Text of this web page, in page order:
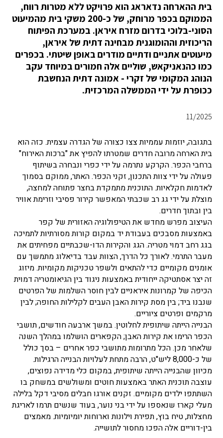
בית ההארחה נדאראג הוא פרויקט ללא מטרות רווח,
הממוקם בכפר מרוחק, של כ-200 משקי בית מהמיעוט
הסוני-בלוכי בדרום מזרח איראן. במערכת הפיתוח
הריכוזית וההומוגנית מבחינה דתית של איראן,
מיעוטים אתניים ודתיים מודרים באופן שיטתי. בכפרים
כמו כהנאניקאש, שוליים אלה חמורים במיוחד עקב
הנוהג המקומי של זקרי - אמונה דתית הנחשבת
ככופרת על ידי הממשלה המרכזית.
11/2025
בתגובה, יוזמות עממיות צצו כצורה של הגדרה עצמית. כזה הוא
בית הארחה מרובה חדרים שמטרתו להפיץ את "ברכות האירוח"
ברחבי הכפר.הקרקע נתרמה על ידי כפרי ונבחרה בשיתוף
פעולה על ידי צוות התכנון, זקני הכפר. האתר, ממוקם בסמוך
לאדמות חקלאיות. התוכנית מתמקדת בחצר פתוחה למחצה,
מוצלת על ידי גג רב שכבתי המאפשר קירור פסיבי וזרימת אוויר
בין ובתוך חדרים.
העיצוב מפרש מחדש את הטיפולוגיה האזורית של קפר
באמצעות מסבכים בעבודת יד במקום קורות מסורתיות לתמיכה
בגג רחב דמוי מטריה. הגג והקירות הדו-שכבתיים מפחיתים את
מעבר התרמי. לאורך כל הדרך, הצוות עבד בדיאלוג מתמשך עם
אומנים מקומיים כדי להתאים ולשפר טכניקות מקומיות. מיזוג
זה יצר אסתטיקה ייחודית באמצעות ניגוד בין הגיאומטריה דמוית
הכיפה של קמרונות איראניים לבין חוסר השלמות של הפרטים
שנבנו ביד; בין מסת קירות האבן העבים לקלילות החופה; לבין
מרקמים ופרטים ציוריים.
הבנייה הייתה שיתופית לחלוטין. במשך ארבעה חודשים, תושבי
הכפר הרימו את קירות האבן; הקפארים הושלמו במהלך השנה
שלאחר מכן. הכל מתרומות מתושבי כפר אחרים – בסך כולל
של כ-8,000 ליש"ט, הרבה מתחת לעלויות הבנייה הרגילות.
מכיוון שהבנייה הייתה שיתופית, במקום כלי מדידה נפוצים,
עוצבה תוכנית האתר באמצעות חוטים ומשולשים במשחק בו
השתתפו ילדים מקומיים. זקנים אורגו חבלים מסיבי דקל בלילה
מעלי קארז שנאספו על ידי בני נוער, בעוד שנשים תרמו לאריגת
מחצלות, טיח בוץ, תפירת וילונות וארוחות יומיומיות. מאמצים
בין-דוריים אלה הפכו מחסור לתושייה.